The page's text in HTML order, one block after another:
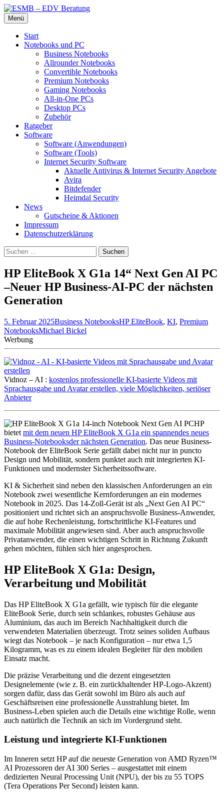
ESMB – EDV Beratung
Menü Zum
Inhalt
springen
Start
Notebooks und PC
Business Notebooks
Allrounder Notebooks
Convertible Notebooks
Premium Notebooks
Gaming Notebooks
All-in-One PCs
Desktop PCs
Zubehör
Ratgeber
Software
Software (Anwendungen)
Software (Tools)
Internet Security Software
Aktuelle Antivirus & Internet Security Angebote
Avira
Bitdefender
Heimdal Security
News
Gutscheine & Aktionen
Impressum
Datenschutzerklärung
Suche
nach:
HP EliteBook X G1a 14“ Next Gen AI PC
–Neuer HP Business-AI-PC der nächsten
Generation
5. Februar 2025Business NotebooksHP EliteBook, KI, Premium
NotebooksMichael Bickel
Werbung
Vidnoz – AI : kostenlos professionelle KI-basierte Videos mit
Sprachausgabe und Avatar erstellen, viele Möglichkeiten, seriöser
Anbieter
HP
bietet mit dem neuen HP EliteBook X G1a ein spannendes neues
Business-Notebooksder nächsten Generation. Das neue Business-
Notebook der EliteBook Serie gefällt dabei nicht nur in puncto
Design und Mobilität, sondern punktet auch mit integrierten KI-
Funktionen und modernster Sicherheitssoftware.
KI & Sicherheit sind neben den klassischen Anforderungen an ein
Notebook zwei wesentliche Kernforderungen an ein modernes
Notebook in 2025. Das 14‑Zoll-Gerät ist als „Next Gen AI PC“
positioniert und richtet sich an anspruchsvolle Business-Anwender,
die auf hohe Rechenleistung, fortschrittliche KI-Features und
maximale Mobilität angewiesen sind. Aber auch anspruchsvolle
Privatanwender, die einen wichtigen Schritt in Richtung Zukunft
gehen möchten, fühlen sich hier angesprochen.
HP EliteBook X G1a: Design,
Verarbeitung und Mobilität
Das HP EliteBook X G1a gefällt, wie typisch für die elegante
EliteBook Serie, durch sein schlankes, robustes Gehäuse aus
Aluminium, das auch im Bereich Nachhaltigkeit durch die
verwendeten Materialien überzeugt. Trotz seines soliden Aufbaus
wiegt das Notebook – je nach Konfiguration – nur etwa 1,5
Kilogramm, was es zu einem idealen Begleiter für den mobilen
Einsatz macht.
Die präzise Verarbeitung und die dezent eingesetzten
Designelemente (wie z. B. ein zurückhaltender HP‑Logo-Akzent)
sorgen dafür, dass das Gerät sowohl im Büro als auch auf
Geschäftsreisen eine professionelle Ausstrahlung bietet. Im
Business-Leben spielen auch die Details eine wichtige Rolle, wenn
auch natürlich die Technik an sich im Vordergrund steht.
Leistung und integrierte KI-Funktionen
Im Inneren setzt HP auf die neueste Generation von AMD Ryzen™
AI Prozessoren der AI 300 Series – ausgestattet mit einem
dedizierten Neural Processing Unit (NPU), der bis zu 55 TOPS
(Tera Operations Per Second) leisten kann.